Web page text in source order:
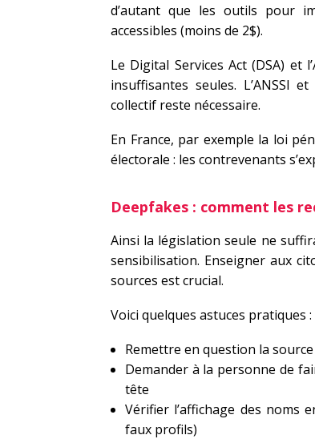
d’autant que les outils pour
accessibles (moins de 2$).
Le Digital Services Act (DSA) et
insuffisantes seules. L’ANSSI
collectif reste nécessaire.
En France, par exemple la loi
électorale : les contrevenants
Deepfakes : comment les
Ainsi la législation seule ne
sensibilisation. Enseigner aux
sources est crucial.
Voici quelques astuces pratiques :
Remettre en question la
Demander à la personne de
tête
Vérifier l’affichage des noms
faux profils)